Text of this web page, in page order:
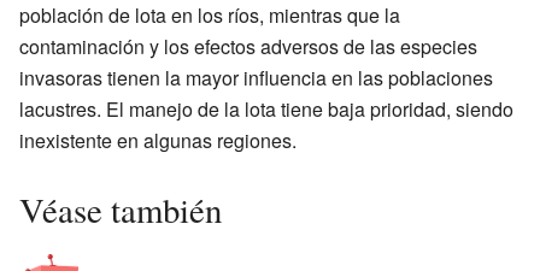
población de lota en los ríos, mientras que la
contaminación y los efectos adversos de las especies
invasoras tienen la mayor influencia en las poblaciones
lacustres. El manejo de la lota tiene baja prioridad, siendo
inexistente en algunas regiones.
Véase también